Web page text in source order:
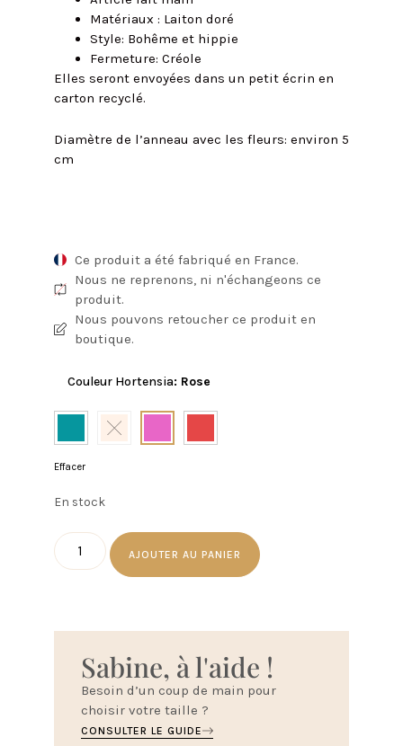
Matériaux : Laiton doré
Style: Bohême et hippie
Fermeture: Créole
Elles seront envoyées dans un petit écrin en
carton recyclé.
Diamètre de l’anneau avec les fleurs: environ 5
cm
Ce produit a été fabriqué en France.
Nous ne reprenons, ni n'échangeons ce
produit.
Nous pouvons retoucher ce produit en
boutique.
Couleur Hortensia: Rose
Effacer
En stock
AJOUTER AU PANIER
Sabine, à l'aide !
Besoin d’un coup de main pour
choisir votre taille ?
CONSULTER LE GUIDE